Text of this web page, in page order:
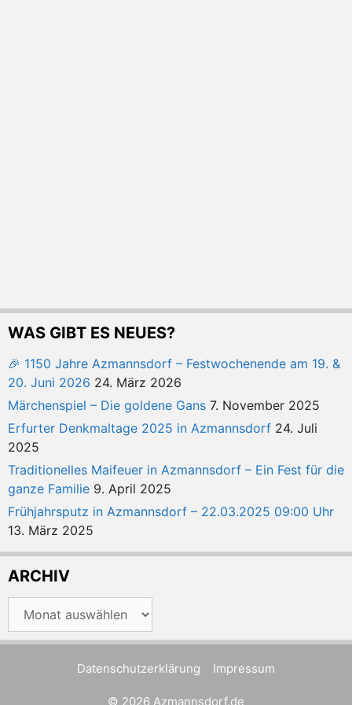
WAS GIBT ES NEUES?
🎉 1150 Jahre Azmannsdorf – Festwochenende am 19. &
20. Juni 2026 24. März 2026
Märchenspiel – Die goldene Gans 7. November 2025
Erfurter Denkmaltage 2025 in Azmannsdorf 24. Juli
2025
Traditionelles Maifeuer in Azmannsdorf – Ein Fest für die
ganze Familie 9. April 2025
Frühjahrsputz in Azmannsdorf – 22.03.2025 09:00 Uhr
13. März 2025
ARCHIV
Datenschutzerklärung Impressum
© 2026 Azmannsdorf.de